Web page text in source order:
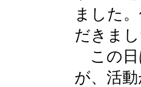
ました
だきまし
この日
が、活